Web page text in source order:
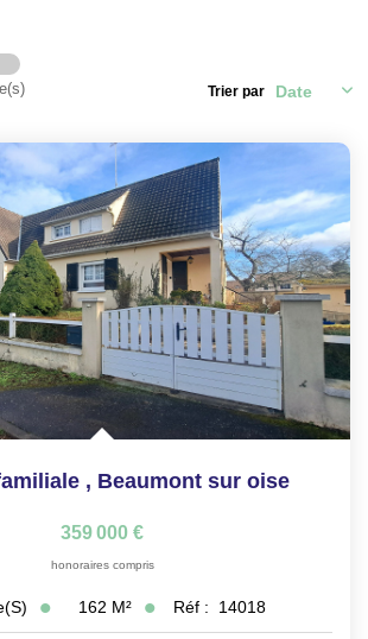
ESPACE GESTION
Trier par
, Beaumont sur oise
359 000 €
honoraires compris
162 M² Réf : 14018